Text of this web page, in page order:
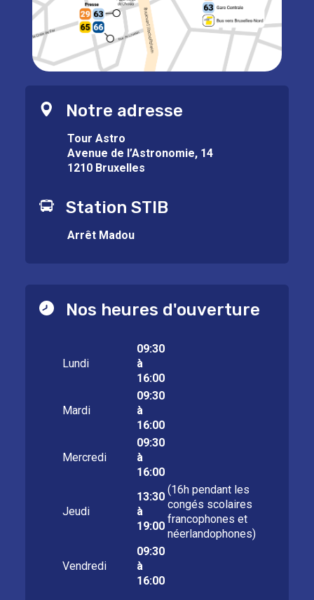
Notre adresse
Tour Astro
Avenue de l’Astronomie, 14
1210 Bruxelles
Station STIB
Arrêt Madou
Nos heures d'ouverture
Lundi
09:30
à
16:00
Mardi
09:30
à
16:00
Mercredi
09:30
à
16:00
Jeudi
13:30
à
19:00
(16h pendant les
congés scolaires
francophones et
néerlandophones)
Vendredi
09:30
à
16:00